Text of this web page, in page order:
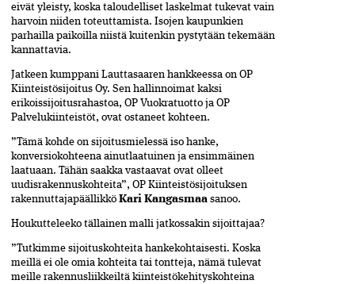
eivät yleisty, koska taloudelliset laskelmat tukevat vain
harvoin niiden toteuttamista. Isojen kaupunkien
parhailla paikoilla niistä kuitenkin pystytään tekemään
kannattavia.
Jatkeen kumppani Lauttasaaren hankkeessa on OP
Kiinteistösijoitus Oy. Sen hallinnoimat kaksi
erikoissijoitusrahastoa, OP Vuokratuotto ja OP
Palvelukiinteistöt, ovat ostaneet kohteen.
”Tämä kohde on sijoitusmielessä iso hanke,
konversiokohteena ainutlaatuinen ja ensimmäinen
laatuaan. Tähän saakka vastaavat ovat olleet
uudisrakennuskohteita”, OP Kiinteistösijoituksen
rakennuttajapäällikkö Kari Kangasmaa sanoo.
Houkutteleeko tällainen malli jatkossakin sijoittajaa?
”Tutkimme sijoituskohteita hankekohtaisesti. Koska
meillä ei ole omia kohteita tai tontteja, nämä tulevat
meille rakennusliikkeiltä kiinteistökehityskohteina